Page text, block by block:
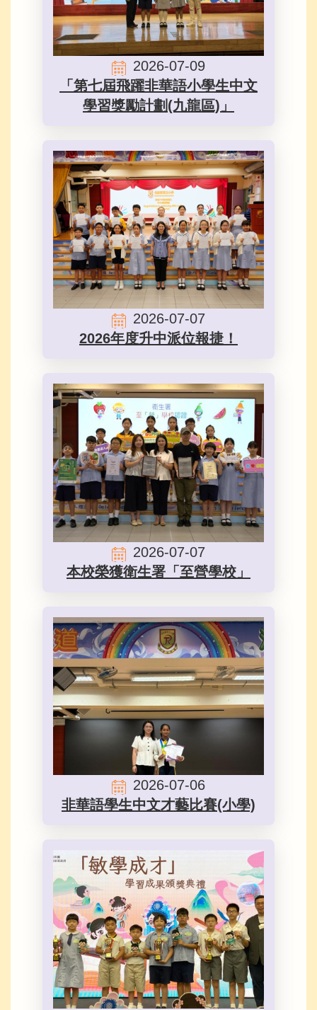
2026-07-09
「第七屆飛躍非華語小學生中文
學習獎勵計劃(九龍區)」
2026-07-07
2026年度升中派位報捷！
2026-07-07
本校榮獲衛生署「至營學校」
2026-07-06
非華語學生中文才藝比賽(小學)